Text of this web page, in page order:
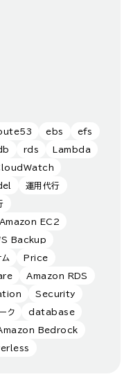
ebs efs
rds Lambda
運用代行
Amazon EC2
Backup
ム Price
Amazon RDS
Security
ク database
Bedrock